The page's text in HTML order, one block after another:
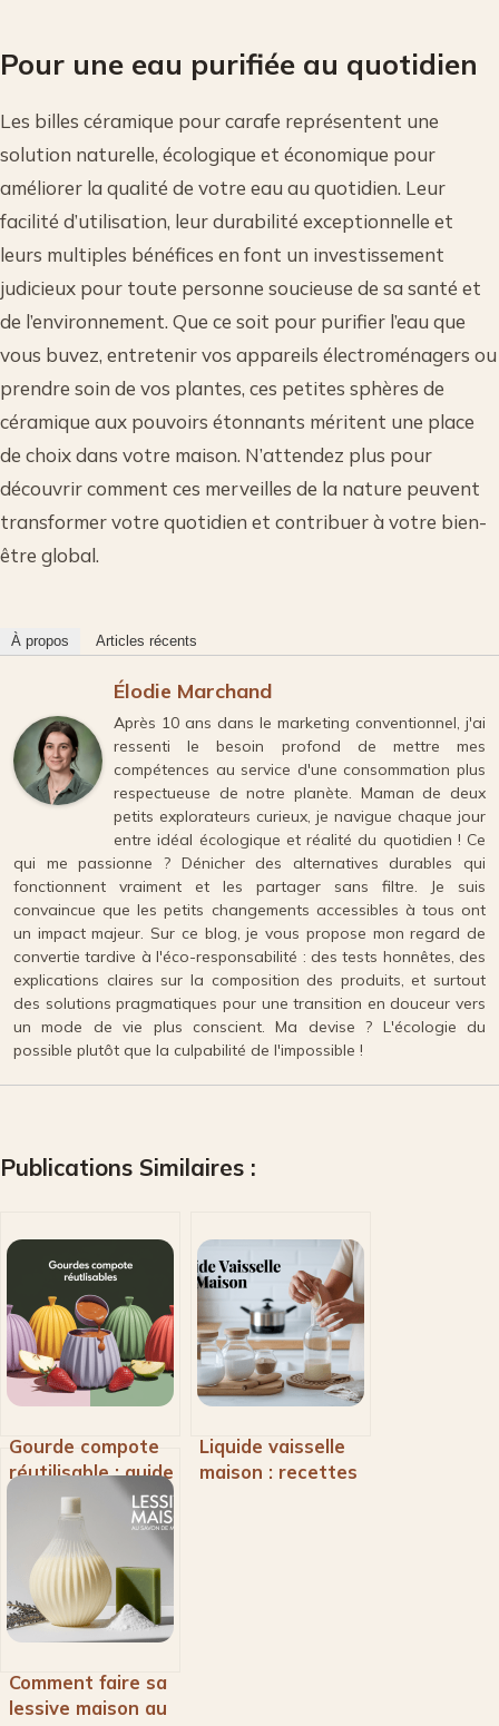
Pour une eau purifiée au quotidien
Les billes céramique pour carafe représentent une
solution naturelle, écologique et économique pour
améliorer la qualité de votre eau au quotidien. Leur
facilité d’utilisation, leur durabilité exceptionnelle et
leurs multiples bénéfices en font un investissement
judicieux pour toute personne soucieuse de sa santé et
de l’environnement. Que ce soit pour purifier l’eau que
vous buvez, entretenir vos appareils électroménagers ou
prendre soin de vos plantes, ces petites sphères de
céramique aux pouvoirs étonnants méritent une place
de choix dans votre maison. N’attendez plus pour
découvrir comment ces merveilles de la nature peuvent
transformer votre quotidien et contribuer à votre bien-
être global.
À propos Articles récents
Élodie Marchand
Après 10 ans dans le marketing conventionnel, j'ai
ressenti le besoin profond de mettre mes
compétences au service d'une consommation plus
respectueuse de notre planète. Maman de deux
petits explorateurs curieux, je navigue chaque jour
entre idéal écologique et réalité du quotidien ! Ce
qui me passionne ? Dénicher des alternatives durables qui
fonctionnent vraiment et les partager sans filtre. Je suis
convaincue que les petits changements accessibles à tous ont
un impact majeur. Sur ce blog, je vous propose mon regard de
convertie tardive à l'éco-responsabilité : des tests honnêtes, des
explications claires sur la composition des produits, et surtout
des solutions pragmatiques pour une transition en douceur vers
un mode de vie plus conscient. Ma devise ? L'écologie du
possible plutôt que la culpabilité de l'impossible !
Publications Similaires :
Gourde compote
réutilisable : guide
d’achat et
conseils
d’utilisation
Liquide vaisselle
maison : recettes
Comment faire sa
lessive maison au